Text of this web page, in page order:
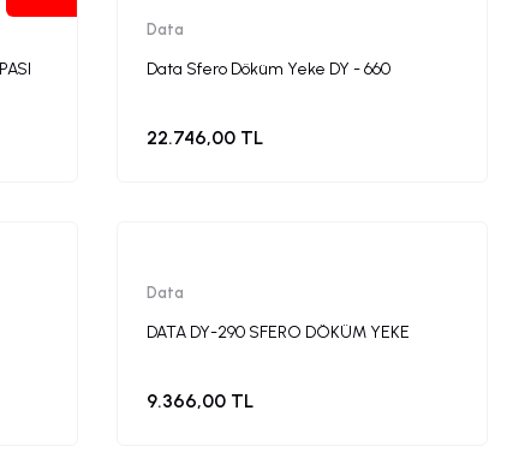
Data
Data Sfero Döküm Yeke DY - 660
22.746,00 TL
Data
DATA DY-290 SFERO DÖKÜM YEKE
9.366,00 TL